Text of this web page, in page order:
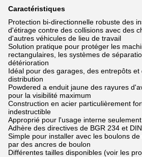
Caractéristiques
Protection bi-directionnelle robuste des
d'étirage contre des collisions avec des
d'autres véhicules de lieu de travail
Solution pratique pour protéger les
rectangulaires, les systèmes de
détérioration
Idéal pour des garages, des entrepôts et
distribution
Powdered a enduit jaune des rayures
pour la visibilité maximum
Construction en acier particulièrement
indestructible
Approprié pour l'usage interne seulement
Adhère des directives de BGR 234 et
Simple pour installer avec les boulons
par des ancres de boulon
Différentes tailles disponibles (voir les